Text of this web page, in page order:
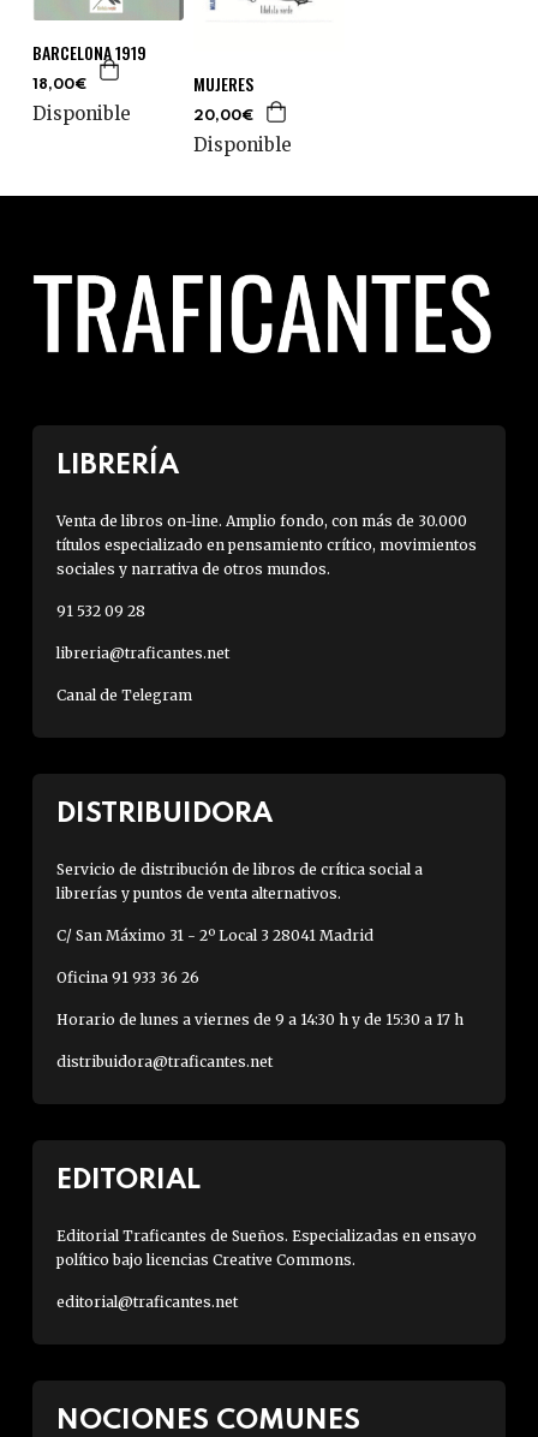
BARCELONA 1919
18,00€
Disponible
MUJERES
20,00€
Disponible
LIBRERÍA
Venta de libros on-line. Amplio fondo, con más de 30.000
títulos especializado en pensamiento crítico, movimientos
sociales y narrativa de otros mundos.
91 532 09 28
libreria@traficantes.net
Canal de Telegram
DISTRIBUIDORA
Servicio de distribución de libros de crítica social a
librerías y puntos de venta alternativos.
C/ San Máximo 31 - 2º Local 3 28041 Madrid
Oficina 91 933 36 26
Horario de lunes a viernes de 9 a 14:30 h y de 15:30 a 17 h
distribuidora@traficantes.net
EDITORIAL
Editorial Traficantes de Sueños. Especializadas en ensayo
político bajo licencias Creative Commons.
editorial@traficantes.net
NOCIONES COMUNES